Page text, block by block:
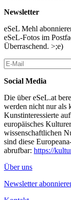
Newsletter
eSeL Mehl
eSeL-Fotos im
Überraschend. >;e)
Social Media
Die über eSeL.at
werden nicht nur als
Kunstinteressierte
europäisches
wissenschaftlichen
sind diese
abrufbar: https://
Über uns
Newsletter